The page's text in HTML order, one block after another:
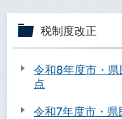
税制度改正
令和8年度市・県
点
令和7年度市・県